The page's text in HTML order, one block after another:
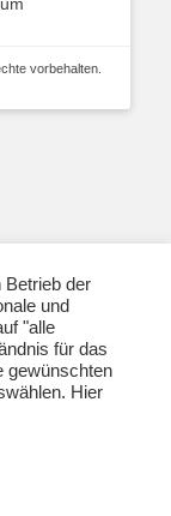
vorbehalten.
Betrieb der
und
"alle
für das
gewünschten
Hier